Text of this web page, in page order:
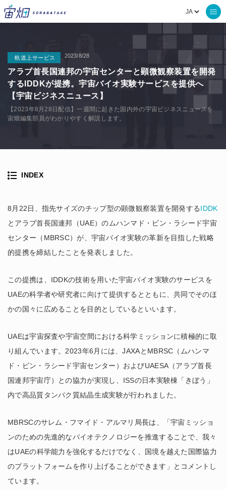
軌道上サービス 2023/8/28
アラブ首長国連邦の宇宙センターと顕微観察装置を開発
するIDDKが提携。宇宙バイオ実験サービスを提供へ
【宇宙ビジネスニュース】
【2023年8月28日配信】一週間に起きた国内外の宇宙ビジネスニュースを
宙畑編集部員がわかりやすく解説します。
8月22日、指先サイズのチップ型の顕微観察装置を開発するIDDK
とアラブ首長国連邦（UAE）のムハンマド・ビン・ラシード宇宙
センター（MBRSC）が、宇宙バイオ実験の革新を目指した戦略
的提携を締結したことを発表しました。
この提携は、IDDKの技術を用いた宇宙バイオ実験のサービスを
UAEの科学者や研究者に向けて提供するとともに、共同でそのほ
かの国々に広めることを目的としているといいます。
UAEは宇宙探査や宇宙空間における科学ミッションに積極的に取
り組んでいます。2023年6月には、JAXAとMBRSC（ムハンマ
ド・ビン・ラシード宇宙センター）およびUAESA（アラブ首長
国連邦宇宙庁）との協力が実現し、ISSの日本実験棟「きぼう」
内で高品質タンパク質結晶生成実験が行われました。
MBRSCのサレム・フマイド・アルマリ局長は、「宇宙ミッショ
ンのための先進的なバイオテクノロジーを推進することで、我々
はUAEの科学能力を強化するだけでなく、国境を越えた国際協力
のプラットフォームを作り上げることができます」とコメントし
ています。
INDEX